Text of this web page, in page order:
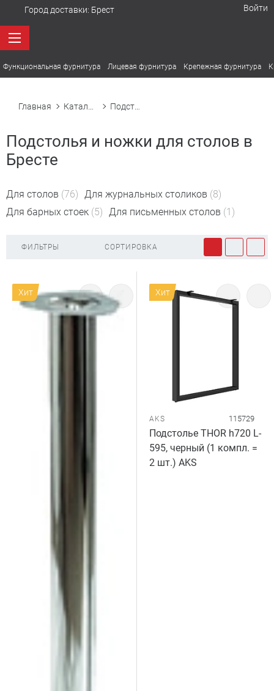
Город доставки: Брест Войти
Функциональная фурнитура Лицевая фурнитура Крепежная фурнитура
Главная
Подстолья и ножки для столов в
Бресте
Для столов (76) Для журнальных столиков (8)
Для барных стоек (5) Для письменных столов (1)
ФИЛЬТРЫ СОРТИРОВКА
Хит Хит
AKS 115729
Подстолье THOR h720 L-
595, черный (1 компл. =
2 шт.) AKS